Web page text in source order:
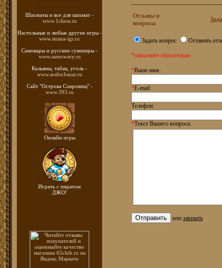
Шахматы и все для шахмат -
www.1chess.ru
Настольные и любые другие игры -
www.strana-igr.ru
Самовары и русские сувениры -
www.samowary.ru
Кальяны, табак, уголь -
www.arabicbazar.ru
Сайт "Острова Сокровищ" -
www.393.ru
Онлайн игры
Играть с пиратом
ДЖО!
Отзывы и
вопросы
Задать вопрос Оставить
*заполните обязательно
*Ваше имя:
*E-mail:
Телефон:
*Текст Вашего вопроса:
или закрыть